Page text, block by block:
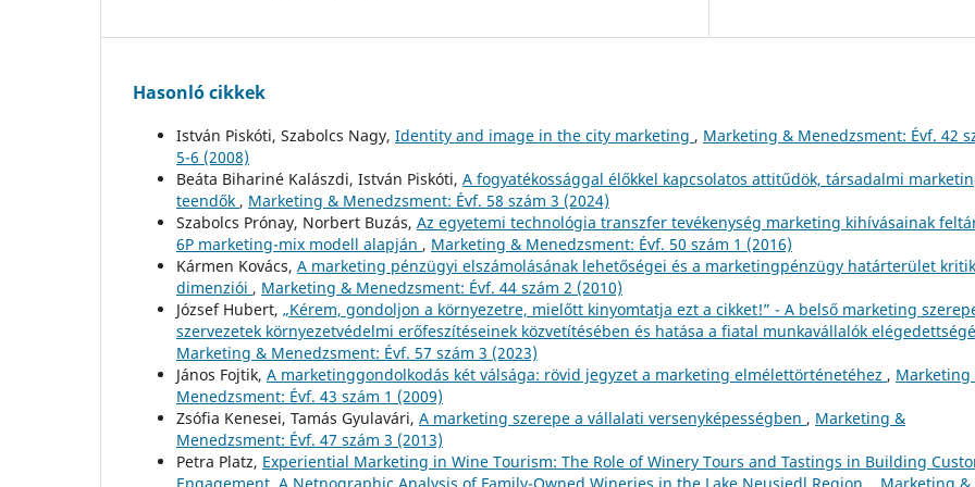
Hasonló cikkek
István Piskóti, Szabolcs Nagy, Identity and image in the city marketing , Marketing & Menedzsment: Évf. 42
5-6 (2008)
Beáta Bihariné Kalászdi, István Piskóti, A fogyatékossággal élőkkel kapcsolatos attitűdök, társadalmi
teendők , Marketing & Menedzsment: Évf. 58 szám 3 (2024)
Szabolcs Prónay, Norbert Buzás, Az egyetemi technológia transzfer tevékenység marketing kihívásainak
6P marketing-mix modell alapján , Marketing & Menedzsment: Évf. 50 szám 1 (2016)
Kármen Kovács, A marketing pénzügyi elszámolásának lehetőségei és a marketingpénzügy határterület
dimenziói , Marketing & Menedzsment: Évf. 44 szám 2 (2010)
József Hubert, „Kérem, gondoljon a környezetre, mielőtt kinyomtatja ezt a cikket!” - A belső marketing
szervezetek környezetvédelmi erőfeszítéseinek közvetítésében és hatása a fiatal munkavállalók
Marketing & Menedzsment: Évf. 57 szám 3 (2023)
János Fojtik, A marketinggondolkodás két válsága: rövid jegyzet a marketing elmélettörténetéhez , Marketing
Menedzsment: Évf. 43 szám 1 (2009)
Zsófia Kenesei, Tamás Gyulavári, A marketing szerepe a vállalati versenyképességben , Marketing &
Menedzsment: Évf. 47 szám 3 (2013)
Petra Platz, Experiential Marketing in Wine Tourism: The Role of Winery Tours and Tastings in Building